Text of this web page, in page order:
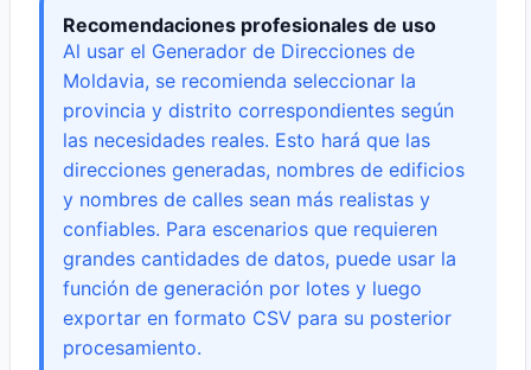
Recomendaciones profesionales de uso
Al usar el Generador de Direcciones de
Moldavia, se recomienda seleccionar la
provincia y distrito correspondientes según
las necesidades reales. Esto hará que las
direcciones generadas, nombres de edificios
y nombres de calles sean más realistas y
confiables. Para escenarios que requieren
grandes cantidades de datos, puede usar la
función de generación por lotes y luego
exportar en formato CSV para su posterior
procesamiento.